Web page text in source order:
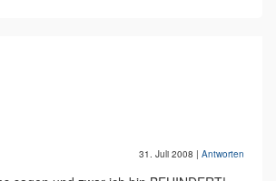
31. Juli 2008 | Antworten